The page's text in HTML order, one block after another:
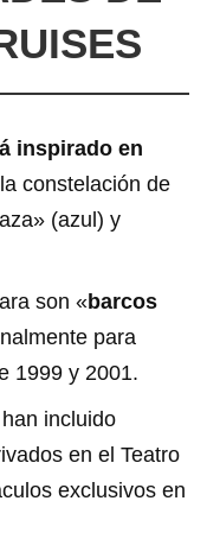
inspirado en
constelación de
(azul) y
son «barcos
para
1999 y 2001.
incluido
en el Teatro
exclusivos en